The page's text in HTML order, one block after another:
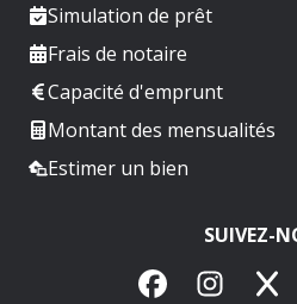
Simulation de prêt
Frais de notaire
Capacité d'emprunt
Montant des mensualités
Estimer un bien
SUIVEZ-
FacebookInstagram
X